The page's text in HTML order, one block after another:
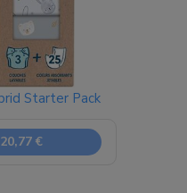
Starter Pack
20,77 €